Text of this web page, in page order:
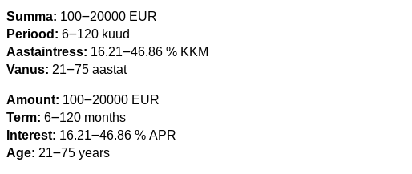
Summa: 100౼20000 EUR
Periood: 6౼120 kuud
Aastaintress: 16.21౼46.86 % KKM
Vanus: 21౼75 aastat
Amount: 100౼20000 EUR
Term: 6౼120 months
Interest: 16.21౼46.86 % APR
Age: 21౼75 years